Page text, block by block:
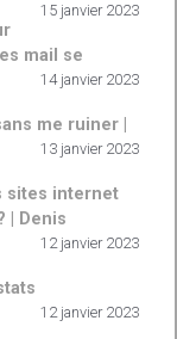
15 janvier 2023
mail se
14 janvier 2023
me ruiner |
13 janvier 2023
sites internet
| Denis
12 janvier 2023
12 janvier 2023